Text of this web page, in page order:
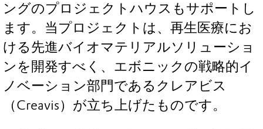
ングのプロジェクトハウスもサポートし
ます。当プロジェクトは、再生医療にお
ける先進バイオマテリアルソリューショ
ンを開発すべく、エボニックの戦略的イ
ノベーション部門であるクレアビス
（Creavis）が立ち上げたものです。